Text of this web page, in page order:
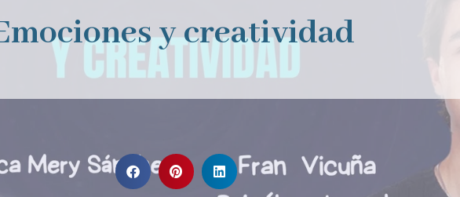
y creatividad